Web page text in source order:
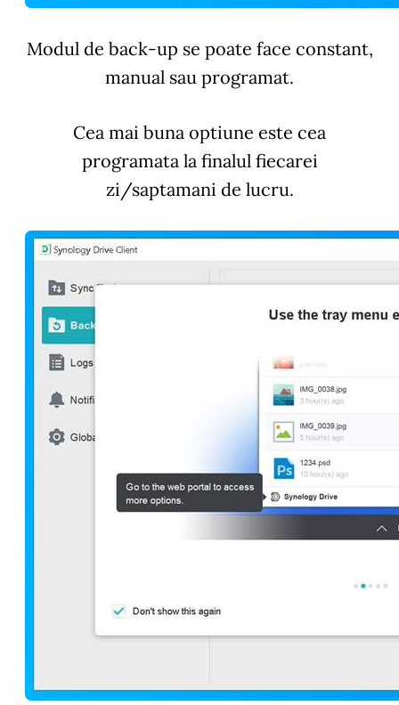
Modul de back-up se poate face constant,
manual sau programat.
Cea mai buna optiune este cea
programata la finalul fiecarei
zi/saptamani de lucru.